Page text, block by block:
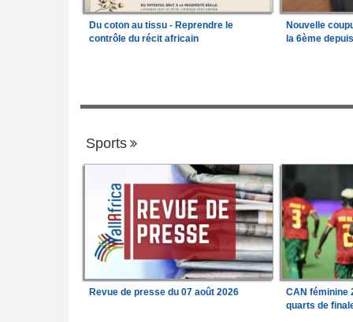
Du coton au tissu - Reprendre le
contrôle du récit africain
Nouvelle
la 6ème
Sports
Revue de presse du 07 août 2026
CAN féminine
quarts de